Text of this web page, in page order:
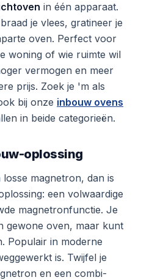
in één apparaat.
je vlees, gratineer je
oven. Perfect voor
woning of wie ruimte wil
vermogen en meer
prijs. Zoek je 'm als
bij onze inbouw ovens
in beide categorieën.
oplossing
magnetron, dan is
een volwaardige
magnetronfunctie. Je
gewone oven, maar kunt
Populair in moderne
is. Twijfel je
en een combi-